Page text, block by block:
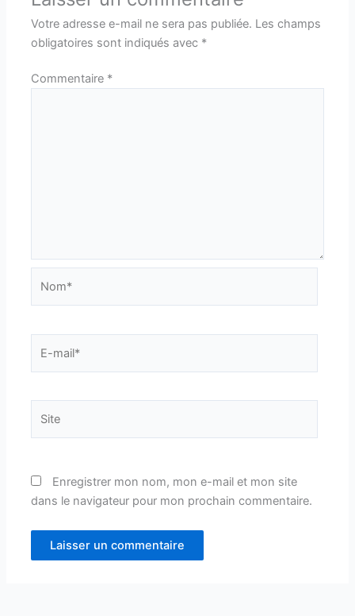
Votre adresse e-mail ne sera pas publiée. Les champs
obligatoires sont indiqués avec *
Commentaire *
mail*
Enregistrer mon nom, mon e-mail et mon site
dans le navigateur pour mon prochain commentaire.